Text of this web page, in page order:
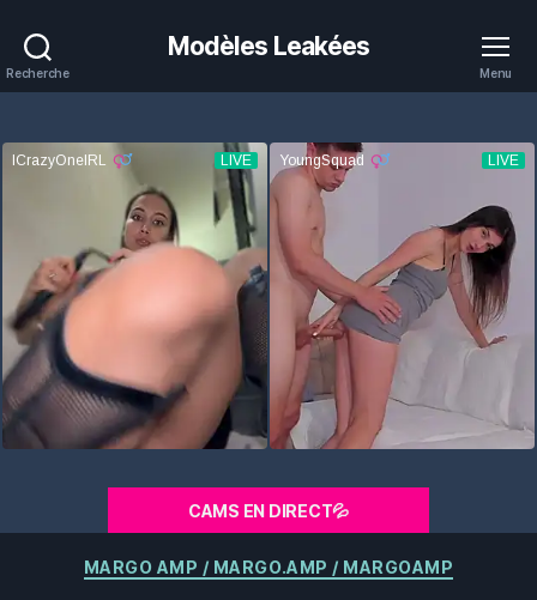
Recherche
Modèles Leakées
Menu
CAMS EN DIRECT💦
Catégories
MARGO AMP / MARGO.AMP / MARGOAMP